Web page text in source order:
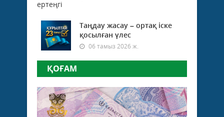
Таңдау жасау – ортақ іске
қосылған үлес
06 тамыз 2026 ж.
ҚОҒАМ